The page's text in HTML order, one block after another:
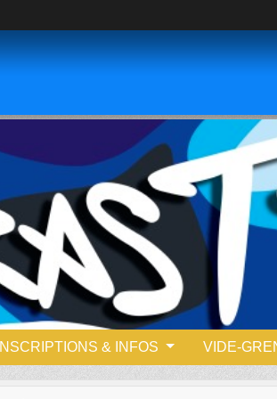
INSCRIPTIONS & INFOS VIDE-